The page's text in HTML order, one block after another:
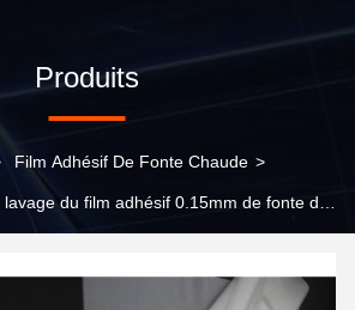
Produits
Film Adhésif De Fonte Chaude >
du film adhésif 0.15mm de fonte de